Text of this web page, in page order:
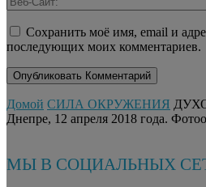
Сохранить моё имя, email и
последующих моих комментариев.
Домой СИЛА ОКРУЖЕНИЯ
Днепре, 12 апреля 2018 года.
МЫ В СОЦИАЛЬНЫХ